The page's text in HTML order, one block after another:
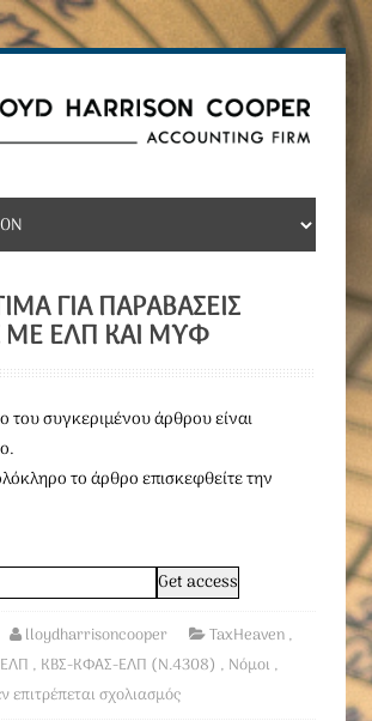
ΓΙΑ ΠΑΡΑΒΆΣΕΙΣ
ΜΕ ΕΛΠ ΚΑΙ ΜΥΦ
του συγκεριμένου άρθρου είναι
το άρθρο επισκεφθείτε την
lloydharrisoncooper TaxHeaven,
ΕΛΠ , ΚΒΣ-ΚΦΑΣ-ΕΛΠ (Ν.4308) , Νόμοι ,
επιτρέπεται σχολιασμός